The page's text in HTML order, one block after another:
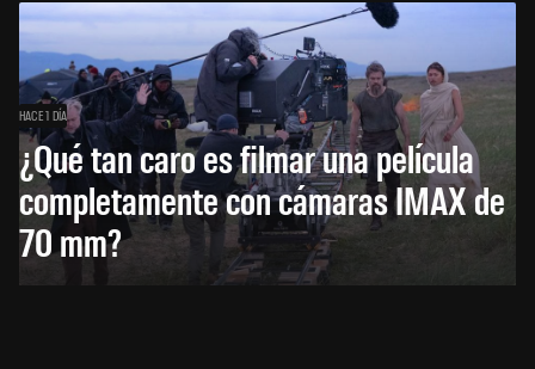
HACE 1 DÍA
¿Qué tan caro es filmar una película
completamente con cámaras IMAX de
70 mm?